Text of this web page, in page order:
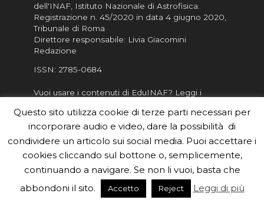
dell'INAF, Istituto Nazionale di Astrofisica
Registrazione n. 45/2020 in data 4 giugno 2020,
Tribunale di Roma
Direttore responsabile: Livia Giacomini
Redazione
ISSN: 2785-0684
Vuoi usare i contenuti di EduINAF? Leggi i
Informativa sulla Privacy
Informatva sui Cookie
Per la rubrica de l'Astronomo risponde, per
inviarci le tue foto o i tuoi contributi, scrivici a
redazione.edu [chiocciola] inaf.it oppure
il form
Questo sito utilizza cookie di terze parti necessari per
incorporare audio e video, dare la possibilità di
condividere un articolo sui social media. Puoi accettare i
cookies cliccando sul bottone o, semplicemente,
continuando a navigare. Se non li vuoi, basta che
abbondoni il sito.
Accetto Reject Leggi di più